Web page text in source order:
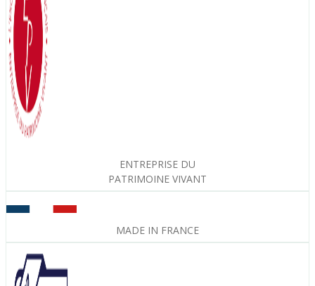
ENTREPRISE DU
PATRIMOINE VIVANT
MADE IN FRANCE